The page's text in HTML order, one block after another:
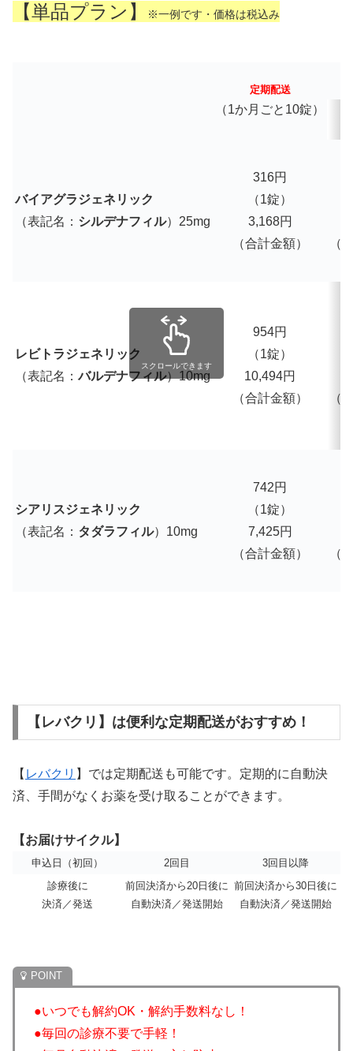
【単品プラン】 ※一例です・価格は税込み
定期配送
（1か月ごと10錠）
バイアグラジェネリック
（表記名： シルデナフィル）25mg
316円
（1錠）
3,168円
（合計金額）
（
レビトラジェネリック
（表記名：バルデナフィル）10mg
954円
（1錠）
10,494円
（合計金額）
（
シアリスジェネリック
（表記名： タダラフィル）10mg
742円
（1錠）
7,425円
（合計金額）
（
スクロールできます
【レバクリ】は便利な定期配送がおすすめ！
【 レバクリ 】では定期配送も可能です。定期的に自動決
済、手間がなくお薬を受け取ることができます。
【お届けサイクル】
申込日（初回） 2回目
3回目以降
診療後に
決済／発送
前回決済から20日後に
自動決済／発送開始
前回決済から30日後に
自動決済／発送開始
●いつでも解約OK・解約手数料なし！
●毎回の診療不要で手軽！